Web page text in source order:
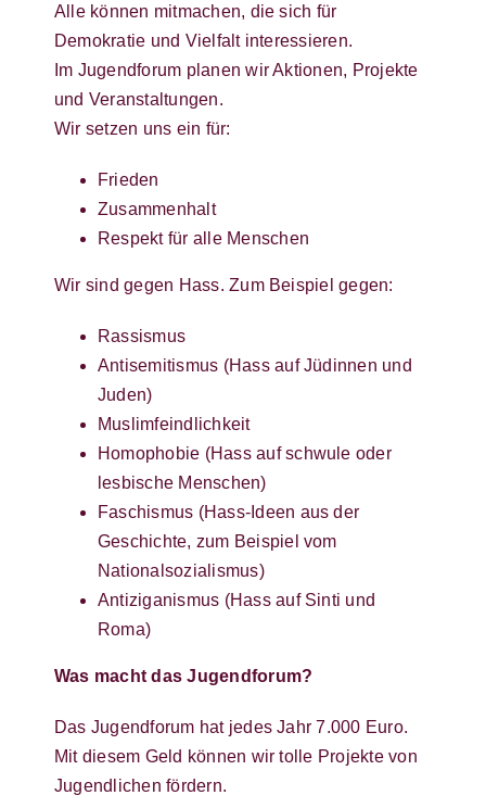
Alle können mitmachen, die sich für
Demokratie und Vielfalt interessieren.
Im Jugendforum planen wir Aktionen, Projekte
und Veranstaltungen.
Wir setzen uns ein für:
Frieden
Zusammenhalt
Respekt für alle Menschen
Wir sind gegen Hass. Zum Beispiel gegen:
Rassismus
Antisemitismus (Hass auf Jüdinnen und
Juden)
Muslimfeindlichkeit
Homophobie (Hass auf schwule oder
lesbische Menschen)
Faschismus (Hass-Ideen aus der
Geschichte, zum Beispiel vom
Nationalsozialismus)
Antiziganismus (Hass auf Sinti und
Roma)
Was macht das Jugendforum?
Das Jugendforum hat jedes Jahr 7.000 Euro.
Mit diesem Geld können wir tolle Projekte von
Jugendlichen fördern.